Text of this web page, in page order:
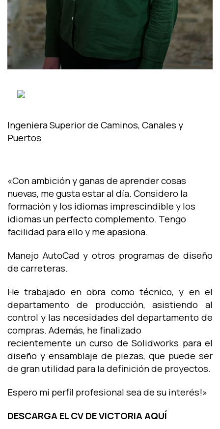
Ingeniera Superior de Caminos, Canales y
Puertos
«Con ambición y ganas de aprender cosas
nuevas, me gusta estar al día. Considero la
formación y los idiomas imprescindible y los
idiomas un perfecto complemento. Tengo
facilidad para ello y me apasiona.
Manejo AutoCad y otros programas de diseño
de carreteras.
He trabajado en obra como técnico, y en el
departamento de producción, asistiendo al
control y las necesidades del departamento de
compras. Además, he finalizado
recientemente un curso de Solidworks para el
diseño y ensamblaje de piezas, que puede ser
de gran utilidad para la definición de proyectos.
Espero mi perfil profesional sea de su interés!»
DESCARGA EL CV DE VICTORIA AQUÍ